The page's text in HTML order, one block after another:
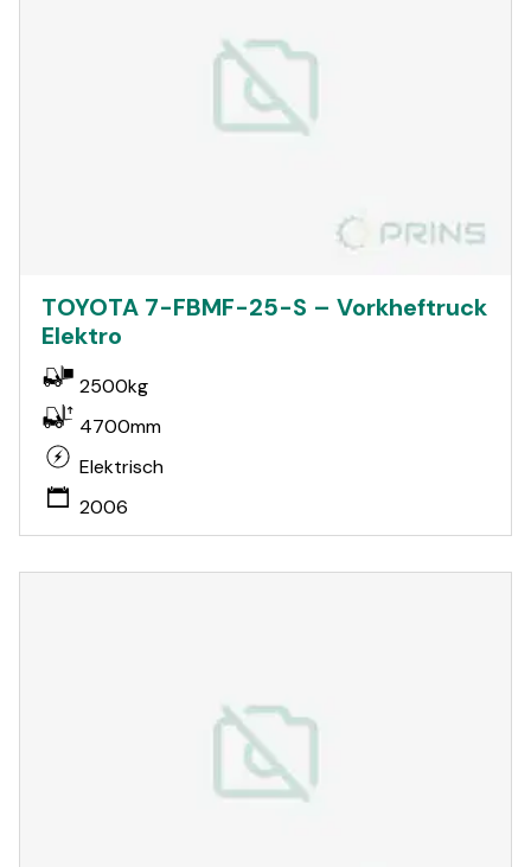
TOYOTA 7-FBMF-25-S – Vorkheftruck
Elektro
2500kg
4700mm
Elektrisch
2006